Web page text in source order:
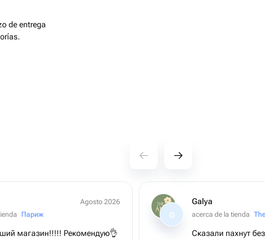
de entrega
Agosto 2026
Париж
магазин!!!!! Рекомендую👌
G
Galya
acerca de la tienda
Сказали пахнут